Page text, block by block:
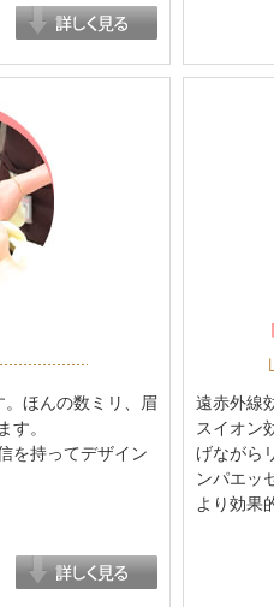
ほんの数ミリ、眉
す。
を持ってデザイン
遠赤外線
スイオン
げながら
ンパエッ
より効果